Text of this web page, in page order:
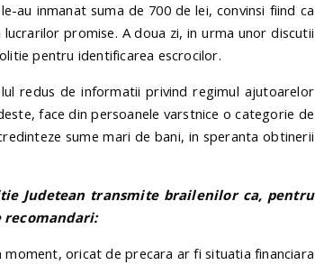
au inmanat suma de 700 de lei, convinsi fiind ca
promise. A doua zi, in urma unor discutii
pentru identificarea escrocilor.
redus de informatii privind regimul ajutoarelor
face din persoanele varstnice o categorie de
sume mari de bani, in speranta obtinerii
Judetean transmite brailenilor ca, pentru
oricat de precara ar fi situatia financiara